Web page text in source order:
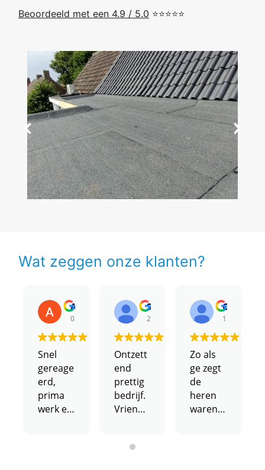
Beoordeeld met een 4.9 / 5.0 ⭐⭐⭐⭐⭐
Wat zeggen onze klanten?
Andre7 Leije
03/03/2023
Snel
gereage
erd,
prima
werk en
Steven Schneemann
27/02/2023
Ontzett
end
prettig
bedrijf.
Vriende
n en
Claas Bar
12/02/2023
Zo als
ge zegt
de
heren
waren